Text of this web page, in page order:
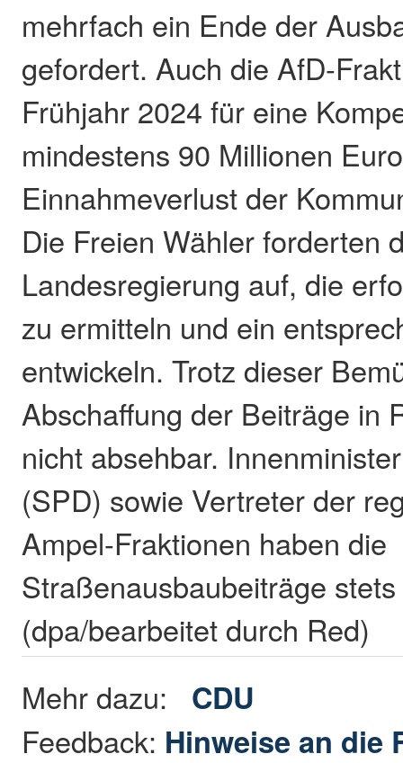
mehrfach ein Ende der
gefordert. Auch die AfD-
Frühjahr 2024 für eine
mindestens 90 Millionen
Einnahmeverlust der
Die Freien Wähler forderten
Landesregierung auf, die
zu ermitteln und ein
entwickeln. Trotz dieser
Abschaffung der Beiträge in
nicht absehbar.
(SPD) sowie Vertreter der
Ampel-Fraktionen haben die
Straßenausbaubeiträge
(dpa/bearbeitet durch Red)
Mehr dazu: CDU
Feedback: Hinweise an die